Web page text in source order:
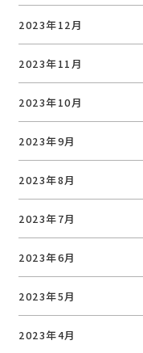
2023年12月
2023年11月
2023年10月
2023年9月
2023年8月
2023年7月
2023年6月
2023年5月
2023年4月